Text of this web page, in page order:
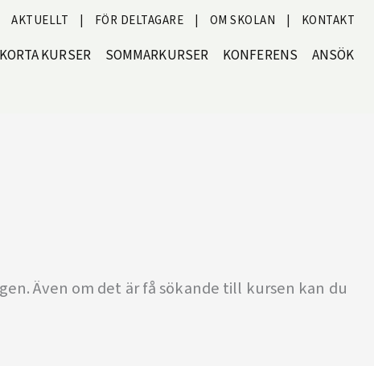
AKTUELLT FÖR DELTAGARE OM SKOLAN KONTAKT
KORTA KURSER SOMMARKURSER KONFERENS ANSÖK
Även om det är få sökande till kursen kan du